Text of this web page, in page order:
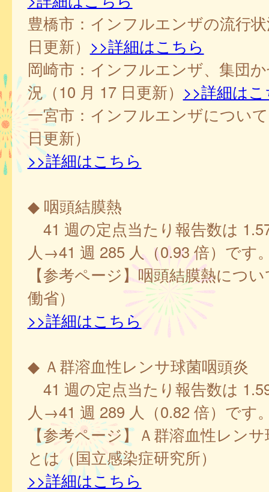
豊橋市：インフルエンザの流行
日更新） >>詳細はこちら
岡崎市：インフルエンザ、集団
況（10 月 17 日更新） >>詳細は
一宮市：インフルエンザについ
日更新）
>>詳細はこちら
◆ 咽頭結膜熱
41 週の定点当たり報告数は
人→41 週 285 人（0.93 倍）です
【参考ページ】咽頭結膜熱につ
働省）
>>詳細はこちら
◆ Ａ群溶血性レンサ球菌咽頭炎
41 週の定点当たり報告数は
人→41 週 289 人（0.82 倍）です
【参考ページ】Ａ群溶血性レン
とは（国立感染症研究所）
>>詳細はこちら